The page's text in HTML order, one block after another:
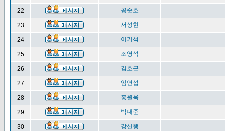
22 공순호
23 서성현
24 이기석
25 조영석
26 김호근
27 임연섭
28 홍원욱
29 박대준
30 강신행